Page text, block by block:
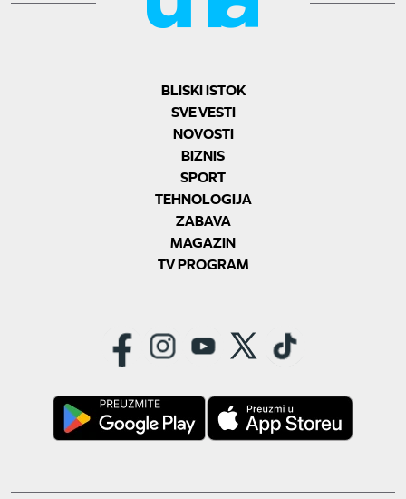
BLISKI ISTOK
SVE VESTI
NOVOSTI
BIZNIS
SPORT
TEHNOLOGIJA
ZABAVA
MAGAZIN
TV PROGRAM